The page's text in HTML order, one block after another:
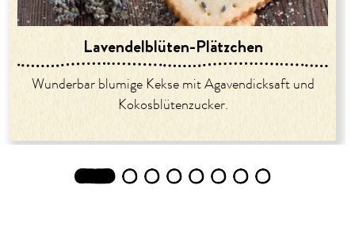
Lavendelblüten-Plätzchen
Wunderbar blumige Kekse mit Agavendicksaft und
Kokosblütenzucker.
2 3 4 5 6 7 8